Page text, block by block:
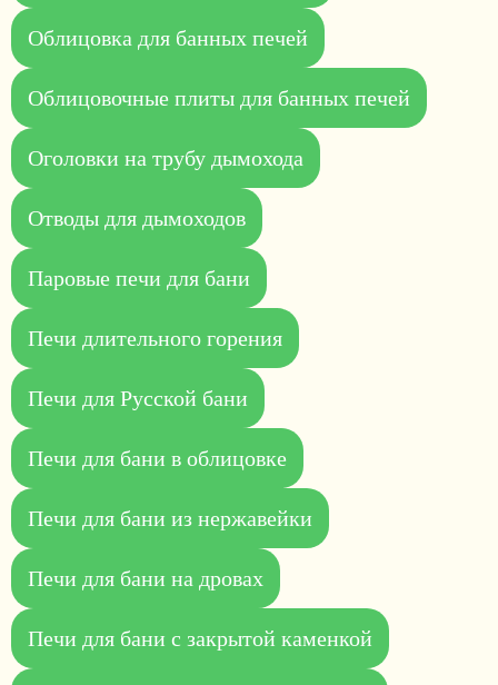
Облицовка для банных печей
Облицовочные плиты для банных печей
Оголовки на трубу дымохода
Отводы для дымоходов
Паровые печи для бани
Печи длительного горения
Печи для Русской бани
Печи для бани в облицовке
Печи для бани из нержавейки
Печи для бани на дровах
Печи для бани с закрытой каменкой